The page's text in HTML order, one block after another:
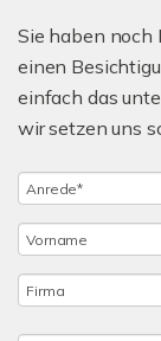
Sie haben noch
einen
einfach das
wir setzen uns